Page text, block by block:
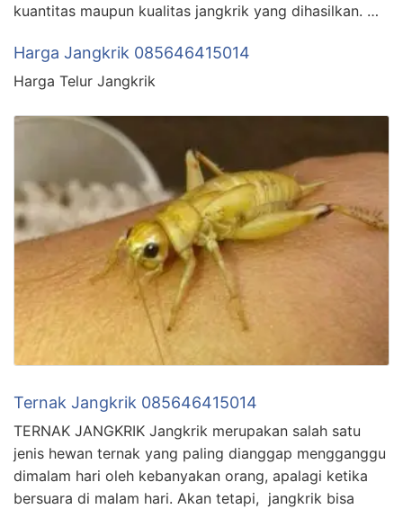
kuantitas maupun kualitas jangkrik yang dihasilkan. …
Harga Jangkrik 085646415014
Harga Telur Jangkrik
Ternak Jangkrik 085646415014
TERNAK JANGKRIK Jangkrik merupakan salah satu
jenis hewan ternak yang paling dianggap mengganggu
dimalam hari oleh kebanyakan orang, apalagi ketika
bersuara di malam hari. Akan tetapi, jangkrik bisa